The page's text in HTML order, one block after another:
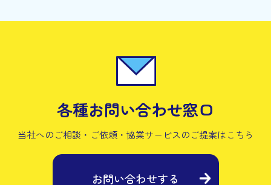
各種お問い合わせ窓口
当社へのご相談・ご依頼・協業サービスのご提案はこちら
お問い合わせする